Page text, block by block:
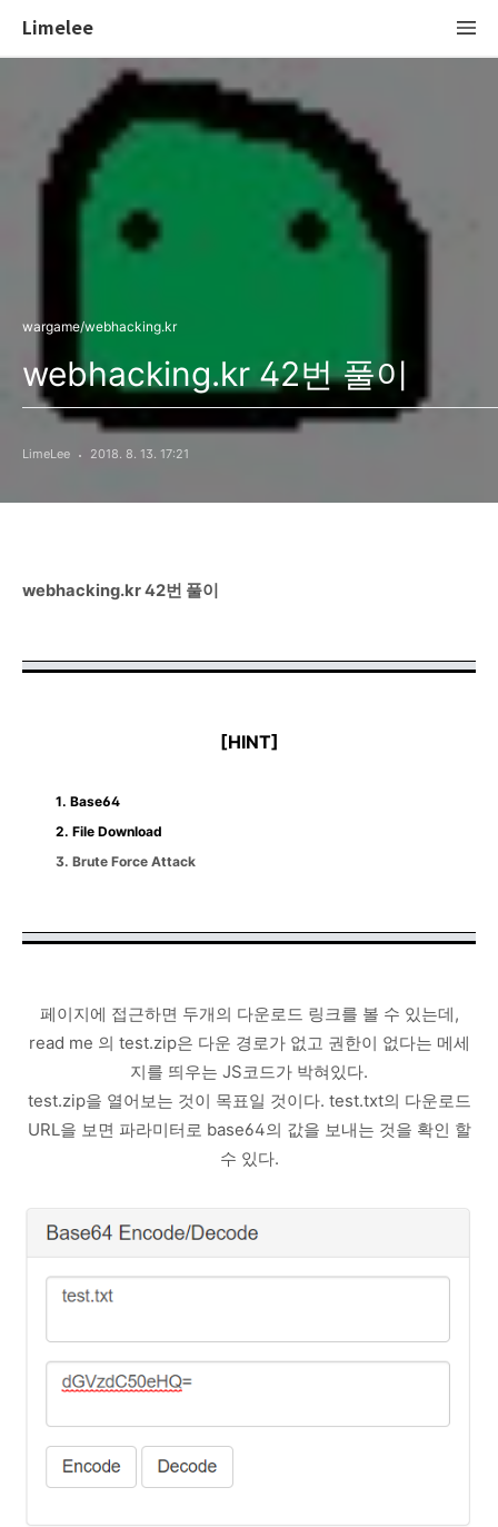
Limelee
wargame/webhacking.kr
webhacking.kr 42번 풀이
LimeLee 2018. 8. 13. 17:21
webhacking.kr 42번 풀이
[HINT]
1. Base64
2. File Download
3. Brute Force Attack
페이지에 접근하면 두개의 다운로드 링크를 볼 수 있는데,
read me 의 test.zip은 다운 경로가 없고 권한이 없다는 메세
지를 띄우는 JS코드가 박혀있다.
test.zip을 열어보는 것이 목표일 것이다. test.txt의 다운로드
URL을 보면 파라미터로 base64의 값을 보내는 것을 확인 할
수 있다.